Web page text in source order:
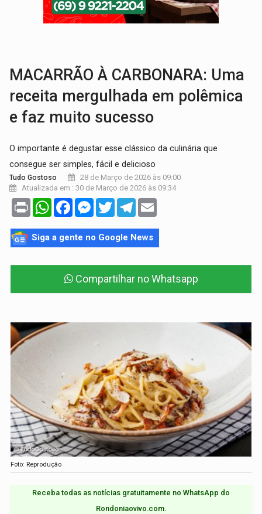
JUSTIÇA:Comarca de Nova Mamoré terá seu primeiro
INFRAESTRUTURA:
MACARRÃO À CARBONARA: Uma
receita mergulhada em polêmica
e faz muito sucesso
O importante é degustar esse clássico da culinária que
consegue ser simples, fácil e delicioso
Tudo Gostoso
28 de Março de 2026 às 09:00
Atualizada em : 30 de Março de 2026 às 09:34
Print WhatsAppFacebookMessenger
TwitterTelegram
Siga a gente no Google News
Compartilhar no Whatsapp
Foto: Reprodução
Receba todas as notícias gratuitamente no WhatsApp do
Rondoniaovivo.com.​